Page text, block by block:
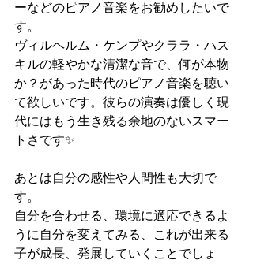
ーなどのピアノ音楽をお勧めしたいで
す。
ヴィルヘルム・ケンプやクララ・ハス
キルの軽やかな清潔な音で、何が本物
か？があった時代のピアノ音楽を聴い
て欲しいです。彼らの演奏は優しく現
代にはもう生き残る余地のないスマー
トさです✨
あとは自分の感性や人間性も大切で
す。
自分を合わせる、環境に適応できるよ
うに自分を変えてみる、これが出来る
子が成長、発展していくことでしょ